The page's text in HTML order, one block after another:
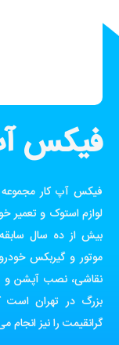
فیکس
فیکس آپ کار مجموعه
لوازم استوک و تعمیر
بیش از ده سال
موتور و گیربکس
نقاشی، نصب آپشن و
بزرگ در تهران است
گرانقیمت را نیز انجام